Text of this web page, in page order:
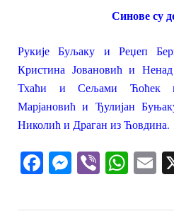
Синове су
Рукије Буљаку и Реџеп
Кристина Јовановић и
Тхаћи и Сељами Ћоћек
Марјановић и Ђулијан
Николић и Драган из Ћовдина.
Facebook
Messenger
Viber